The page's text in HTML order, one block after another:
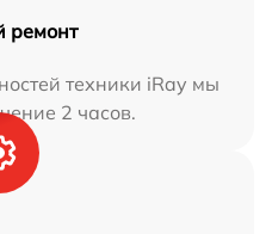
ремонт
техники iRay мы
2 часов.